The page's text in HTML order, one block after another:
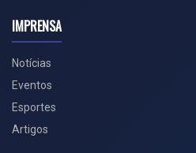
IMPRENSA
Notícias
Eventos
Esportes
Artigos